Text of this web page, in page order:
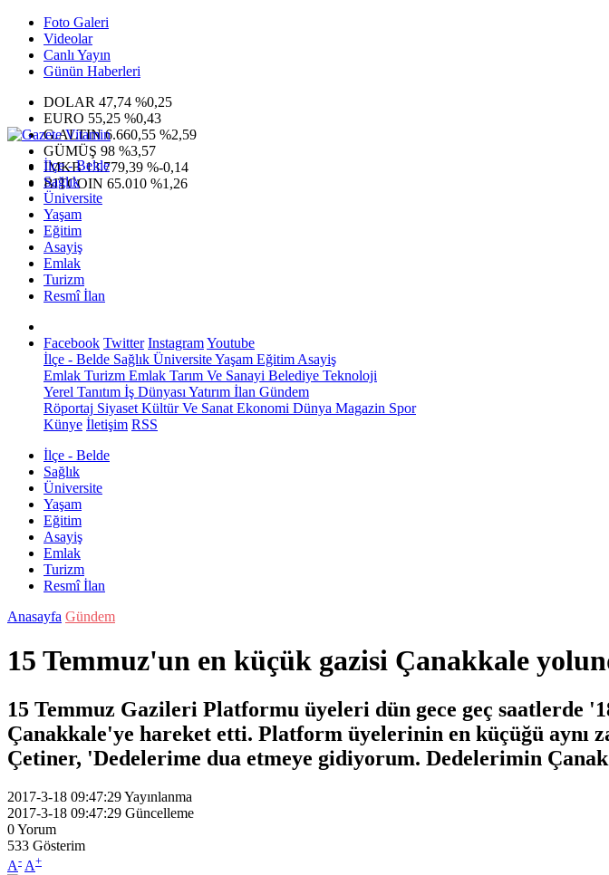
Foto Galeri
Videolar
Canlı Yayın
Günün Haberleri
DOLAR 47,74 %0,25
EURO 55,25 %0,43
G.ALTIN6.660,55 %2,59
GÜMÜŞ 98 %3,57
IMKB13.779,39 %-0,14
BITCOIN 65.010 %1,26
İlçe - Belde
Sağlık
Üniversite
Yaşam
Eğitim
Asayiş
Emlak
Turizm
Resmî İlan
Facebook Twitter InstagramYoutube
İlçe - Belde Sağlık ÜniversiteYaşam Eğitim Asayiş
Emlak Turizm Emlak Tarım Ve Sanayi Belediye Teknoloji
Yerel Tanıtım İş Dünyası Yatırım İlan Gündem
Röportaj Siyaset Kültür Ve Sanat Ekonomi Dünya Magazin Spor
Künye İletişim RSS
İlçe - Belde
Sağlık
Üniversite
Yaşam
Eğitim
Asayiş
Emlak
Turizm
Resmî İlan
Anasayfa Gündem
15 Temmuz'un en küçük gazisi Çanakkale
15 Temmuz Gazileri Platformu üyeleri dün gece geç saatlerde
Çanakkale'ye hareket etti. Platform üyelerinin en küçüğü aynı
Çetiner, 'Dedelerime dua etmeye gidiyorum. Dedelerimin Çanak
2017-3-18 09:47:29Yayınlanma
2017-3-18 09:47:29 Güncelleme
0Yorum
533 Gösterim
A- A+